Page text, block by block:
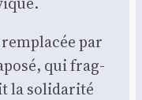
par
qui frag­
la soli­da­ri­té